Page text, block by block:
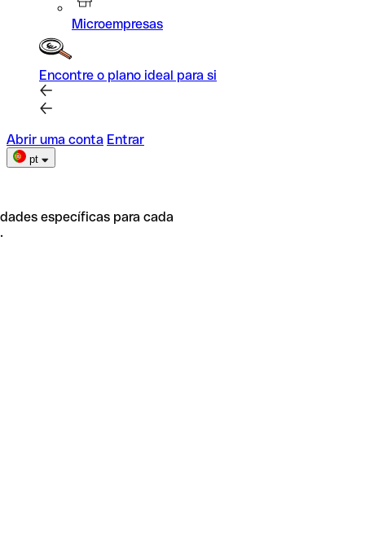
Microempresas
Encontre o plano ideal para si
Abrir uma conta Entrar
pt
específicas para cada